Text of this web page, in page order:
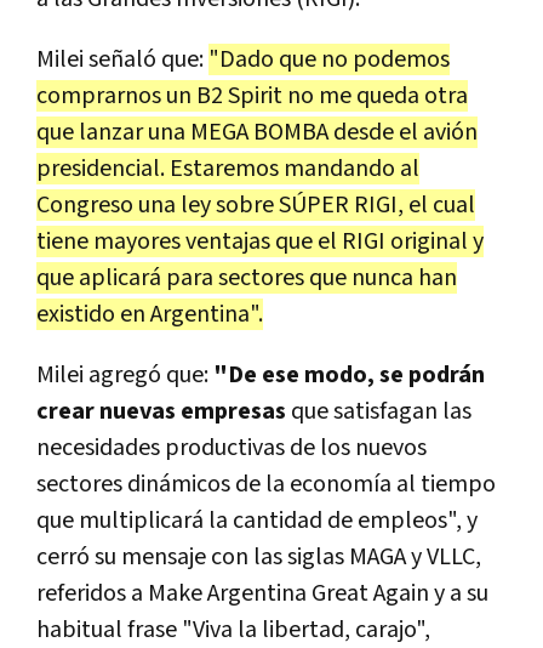
Milei señaló que: "Dado que no podemos
comprarnos un B2 Spirit no me queda otra
que lanzar una MEGA BOMBA desde el avión
presidencial. Estaremos mandando al
Congreso una ley sobre SÚPER RIGI, el cual
tiene mayores ventajas que el RIGI original y
que aplicará para sectores que nunca han
existido en Argentina".
Milei agregó que: "De ese modo, se podrán
crear nuevas empresas que satisfagan las
necesidades productivas de los nuevos
sectores dinámicos de la economía al tiempo
que multiplicará la cantidad de empleos", y
cerró su mensaje con las siglas MAGA y VLLC,
referidos a Make Argentina Great Again y a su
habitual frase "Viva la libertad, carajo",